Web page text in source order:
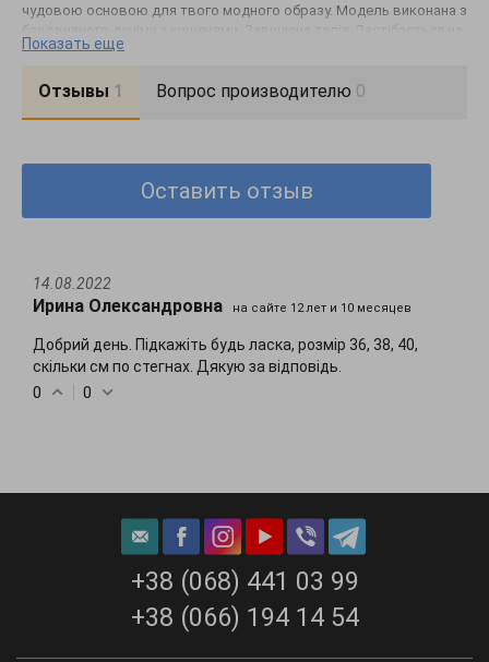
чудовою основою для твого модного образу. Модель виконана з
бавовняного деніму з кишенями. Завищена талія. Застібається на
ґудзик та блискавку.
Показать еще
Отзывы 1 Вопрос производителю 0
Оставить отзыв
14.08.2022
Ирина Олександровна на сайте 12 лет и 10 месяцев
Добрий день. Підкажіть будь ласка, розмір 36, 38, 40,
скільки см по стегнах. Дякую за відповідь.
0 0
+38 (068) 441 03 99
+38 (066) 194 14 54